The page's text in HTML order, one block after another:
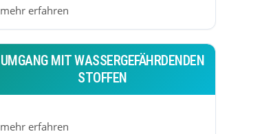
mehr erfahren
UMGANG MIT WASSERGEFÄHRDENDEN
STOFFEN
mehr erfahren